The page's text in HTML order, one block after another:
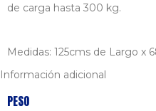
de carga hasta 300 kg.
Medidas: 125cms de Largo x
Información adicional
PESO